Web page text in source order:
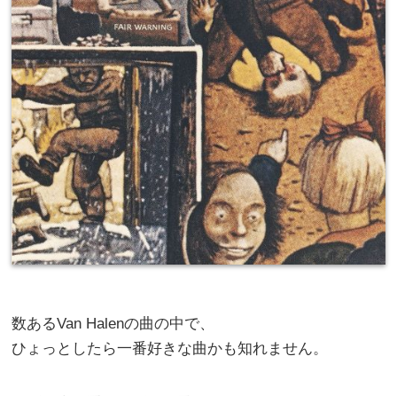
数あるVan Halenの曲の中で、
ひょっとしたら一番好きな曲かも知れません。